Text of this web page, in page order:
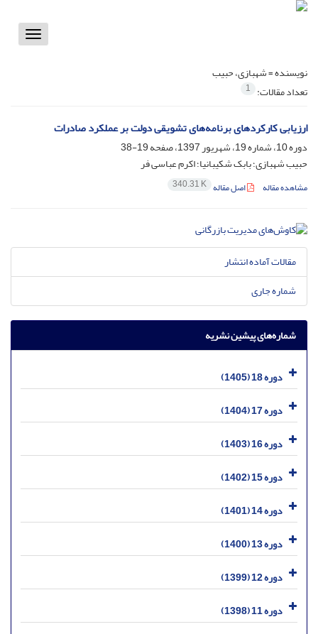
Toggle
نویسنده =شهبازی، حبیب
تعداد مقالات: 1
ارزیابی کارکردهای برنامه‌های تشویقی دولت بر عملکرد صادرات
دوره 10، شماره 19، شهریور 1397، صفحه
19-38
حبیب شهبازی؛ بابک شکیبانیا؛ اکرم عباسی فر
مشاهده مقاله اصل مقاله 340.31 K
مقالات آماده انتشار
شماره جاری
شماره‌های پیشین نشریه
دوره 18 (1405)
دوره 17 (1404)
دوره 16 (1403)
دوره 15 (1402)
دوره 14 (1401)
دوره 13 (1400)
دوره 12 (1399)
دوره 11 (1398)